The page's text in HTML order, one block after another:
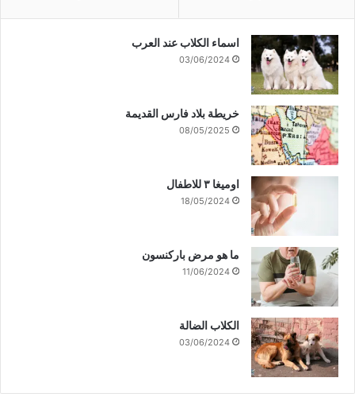
اسماء الكلاب عند العرب
03/06/2024
خريطة بلاد فارس القديمة
08/05/2025
اوميغا ٣ للاطفال
18/05/2024
ما هو مرض باركنسون
11/06/2024
الكلاب الضالة
03/06/2024